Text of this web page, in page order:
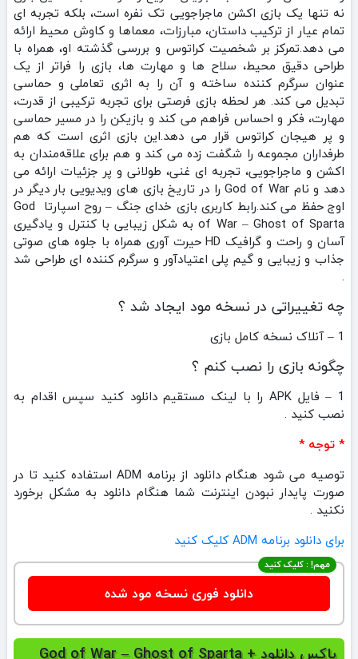
نه تنها یک بازی اکشن ماجراجویی تک‌ نفره است، بلکه تجربه‌ ای
تمام‌ عیار از ترکیب داستان، مبارزات، معماها و کاوش محیط ارائه
می‌ دهد.تمرکز بر شخصیت کراتوس و بررسی گذشته او، همراه با
طراحی دقیق محیط، سلاح‌ ها و مهارت‌ ها، بازی را فراتر از یک
عنوان سرگرم‌ کننده ساخته و آن را به اثری تعاملی و حماسی
تبدیل می‌ کند. هر لحظه بازی فرصتی برای تجربه ترکیبی از قدرت،
مهارت، فکر و احساس فراهم می‌ کند و بازیکن را در مسیر حماسی
و پر هیجان کراتوس قرار می‌ دهد.این بازی اثری است که هم
طرفداران مجموعه را شگفت‌ زده می‌ کند و هم برای علاقه‌مندان به
اکشن و ماجراجویی، تجربه‌ ای غنی، طولانی و پر جزئیات ارائه می‌
دهد و نام God of War را در تاریخ بازی‌ های ویدیویی بار دیگر در
اوج حفظ می‌ کند.رابط کاربری بازی خدای جنگ – روح اسپارتا God
of War – Ghost of Sparta به شکل زیبایی با کنترل و یادگیری
آسان و راحت و گرافیک HD حیرت آوری همراه با جلوه های صوتی
جذاب و زیبایی و گیم پلی اعتیادآور و سرگرم کننده ای طراحی شد
.
چه تغییراتی در نسخه مود ایجاد شد ؟
1 – آنلاک نسخه کامل بازی
چگونه بازی را نصب کنم ؟
1 – فایل APK را با لینک مستقیم دانلود کنید سپس اقدام به
نصب کنید .
* توجه *
توصیه می شود هنگام دانلود از برنامه ADM استفاده کنید تا در
صورت پایدار نبودن اینترنت شما هنگام دانلود به مشکل برخورد
نکنید .
برای دانلود برنامه ADM کلیک کنید
مهم! : کلیک کنید
دانلود فوری نسخه مود شده
باکس دانلود God of War – Ghost of Sparta +